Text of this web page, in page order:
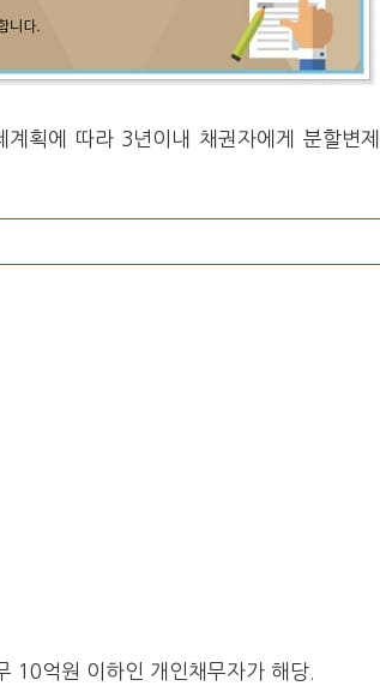
획에 따라 3년이내 채권자에게 분할변
10억원 이하인 개인채무자가 해당.